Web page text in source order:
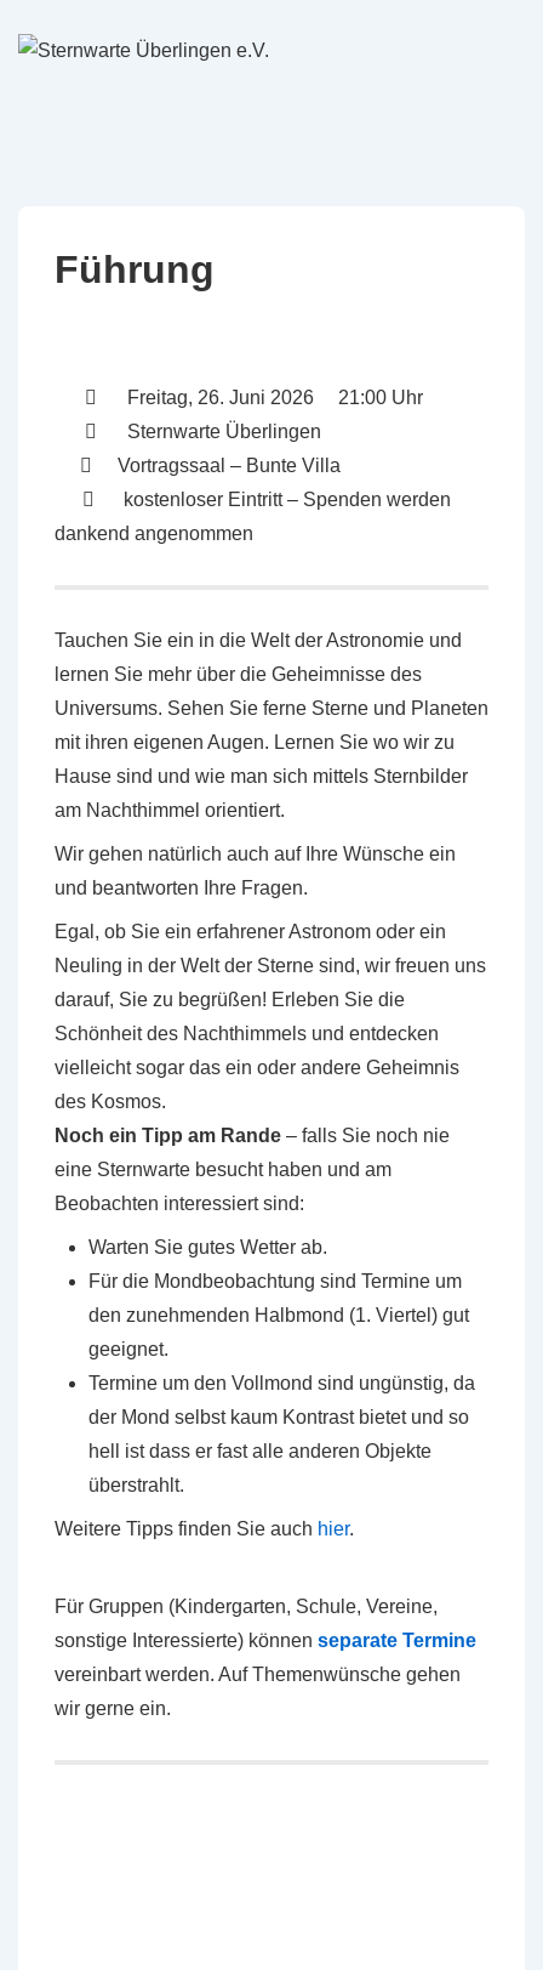
Zum
Führung
Freitag, 26. Juni 2026 21:00 Uhr
Sternwarte Überlingen
Vortragssaal – Bunte Villa
kostenloser Eintritt – Spenden werden
dankend angenommen
Tauchen Sie ein in die Welt der Astronomie und
lernen Sie mehr über die Geheimnisse des
Universums. Sehen Sie ferne Sterne und Planeten
mit ihren eigenen Augen. Lernen Sie wo wir zu
Hause sind und wie man sich mittels Sternbilder
am Nachthimmel orientiert.
Wir gehen natürlich auch auf Ihre Wünsche ein
und beantworten Ihre Fragen.
Egal, ob Sie ein erfahrener Astronom oder ein
Neuling in der Welt der Sterne sind, wir freuen uns
darauf, Sie zu begrüßen! Erleben Sie die
Schönheit des Nachthimmels und entdecken
vielleicht sogar das ein oder andere Geheimnis
des Kosmos.
Noch ein Tipp am Rande – falls Sie noch nie
eine Sternwarte besucht haben und am
Beobachten interessiert sind:
Warten Sie gutes Wetter ab.
Für die Mondbeobachtung sind Termine um
den zunehmenden Halbmond (1. Viertel) gut
geeignet.
Termine um den Vollmond sind ungünstig, da
der Mond selbst kaum Kontrast bietet und so
hell ist dass er fast alle anderen Objekte
überstrahlt.
Weitere Tipps finden Sie auch hier.
Für Gruppen (Kindergarten, Schule, Vereine,
sonstige Interessierte) können separate Termine
vereinbart werden. Auf Themenwünsche gehen
wir gerne ein.